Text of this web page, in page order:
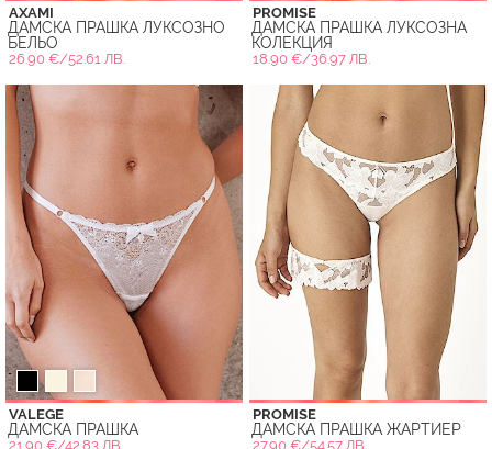
AXAMI
ДАМСКА ПРАШКА ЛУКСОЗНО
БЕЛЬО
26.90 €/52.61 ЛВ.
PROMISE
ДАМСКА ПРАШКА ЛУКСОЗНА
КОЛЕКЦИЯ
18.90 €/36.97 ЛВ.
VALEGE
ДАМСКА ПРАШКА
21.90 €/42.83 ЛВ.
PROMISE
ДАМСКА ПРАШКА ЖАРТИЕР
27.90 €/54.57 ЛВ.